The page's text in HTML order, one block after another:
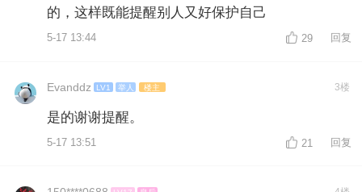
的，这样既能提醒别人又好保护自己
5-17 13:44 29 回复
Evanddz LV1 举人 楼主 3楼
是的谢谢提醒。
5-17 13:51 21 回复